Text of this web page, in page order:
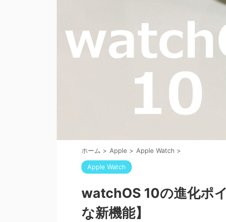
ホーム > Apple > Apple Watch >
Apple Watch
watchOS 10の進化ポ
な新機能】